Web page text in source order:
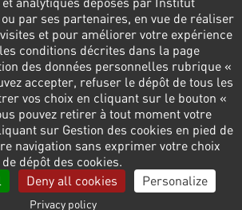
touch
FORM
us
Cookies management
Links
Contact us
par ses partenaires, en vue de réaliser
et pour améliorer votre expérience
conditions décrites dans la page
des données personnelles rubrique «
accepter, refuser le dépôt de tous les
vos choix en cliquant sur le bouton «
pouvez retirer à tout moment votre
sur Gestion des cookies en pied de
navigation sans exprimer votre choix
dépôt des cookies.
Deny all cookies Personalize
Privacy policy